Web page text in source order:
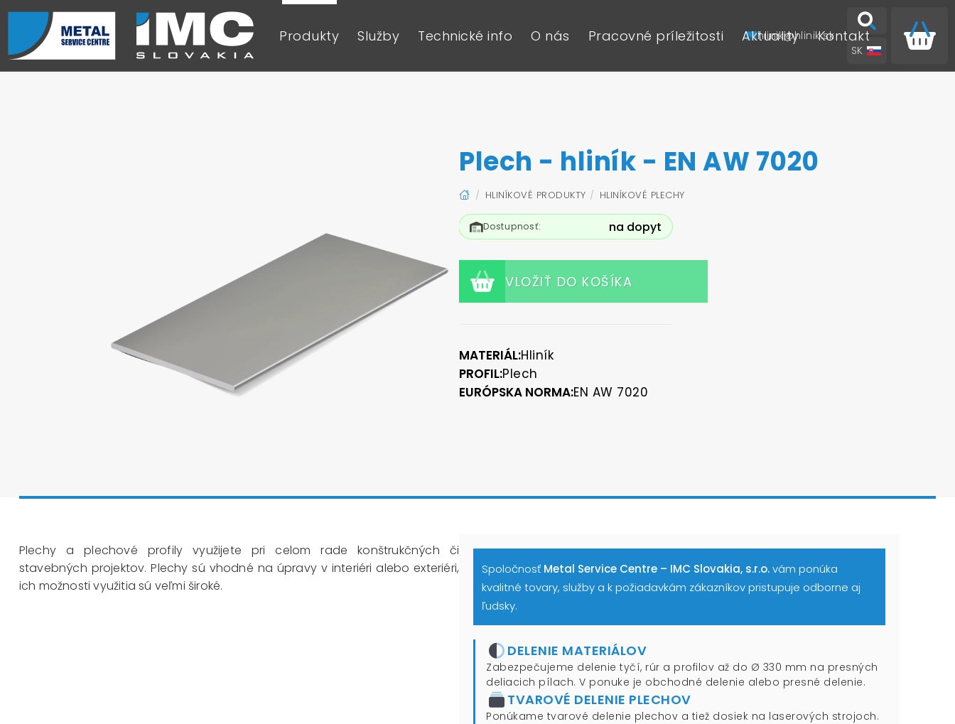
Produkty Služby Technické info O nás Pracovné príležitosti Aktuality Kontakt
hlinik@hlinik.sk
SK
Plech - hliník - EN AW 7020
HLINÍKOVÉ PRODUKTY HLINÍKOVÉ PLECHY
Dostupnosť: na dopyt
VLOŽIŤ DO KOŠÍKA
MATERIÁL:Hliník
PROFIL:Plech
EURÓPSKA NORMA:EN AW 7020
Plechy a plechové profily využijete pri celom rade konštrukčných či
stavebných projektov. Plechy sú vhodné na úpravy v interiéri alebo exteriéri,
ich možnosti využitia sú veľmi široké.
Spoločnosť Metal Service Centre – IMC Slovakia, s.r.o.vám ponúka
kvalitné tovary, služby a k požiadavkám zákazníkov pristupuje odborne aj
ľudsky.
DELENIE MATERIÁLOV
Zabezpečujeme delenie tyčí, rúr a profilov až do Ø 330 mm na presných
deliacich pílach. V ponuke je obchodné delenie alebo presné delenie.
TVAROVÉ DELENIE PLECHOV
Ponúkame tvarové delenie plechov a tiež dosiek na laserových strojoch.